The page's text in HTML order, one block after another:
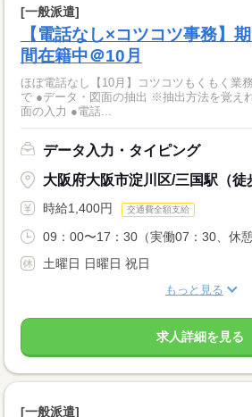
[一般派遣]
【電話なし×コツコツ事務】
間在籍中＠10月
ほぼ電話なし【10月】コツコツもくもく業
で ●データ・図面の抽出 ※抽出方法を覚えれば大丈夫 ●データ＋図
面の入力 ●電話...
データ入力・タイピング
大阪府大阪市淀川区/三国駅（徒
時給1,400円 交通費全額支給
09：00〜17：30（実働07：30、休
土曜日 日曜日 祝日
もっと見る
求人詳細を見る
[一般派遣]